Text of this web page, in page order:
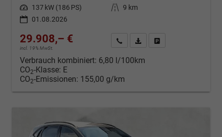
Leistung 137 kW (186 PS) Kilometerstand 9 km
01.08.2026
29.908,– €
incl. 19% MwSt.
Kontakt & Angebot anfordern
PDF-Datei, Fahrzeugexposé
Verbrauch kombiniert: 6,80 l/100km
CO2-Klasse: E
CO2-Emissionen: 155,00 g/km